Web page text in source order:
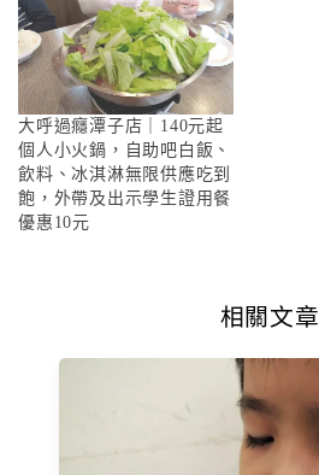
大呼過癮潭子店｜140元起
個人小火鍋，自助吧白飯、
飲料、冰淇淋無限供應吃到
飽，外帶及出示學生證用餐
優惠10元
相關文章